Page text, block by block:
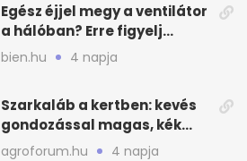
Egész éjjel megy a ventilátor
a hálóban? Erre figyelj
alvásnál nyáron
bien.hu 4 napja
Szarkaláb a kertben: kevés
gondozással magas, kék
virágfalat ad
agroforum.hu 4 napja